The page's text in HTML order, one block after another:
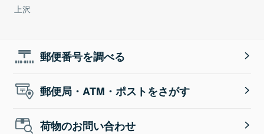
上沢
郵便番号を調べる
郵便局・ATM・ポストをさがす
荷物のお問い合わせ